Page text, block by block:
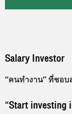
Salary Investor
“คนทำงาน” ที่ชอ
“Start investing